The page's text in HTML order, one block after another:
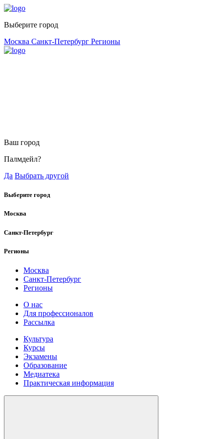
Выберите город
Москва Санкт-Петербург Регионы
Ваш город
Палмдейл?
Да Выбрать другой
Выберите город
Москва
Санкт-Петербург
Регионы
Москва
Санкт-Петербург
Регионы
О нас
Для профессионалов
Рассылка
Культура
Курсы
Экзамены
Образование
Медиатека
Практическая информация